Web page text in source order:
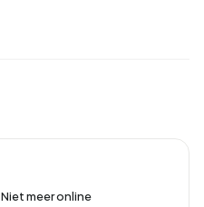
Niet meer online